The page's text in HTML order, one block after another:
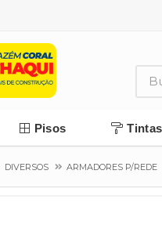
Pisos Tintas
DIVERSOS ARMADORES P/REDE